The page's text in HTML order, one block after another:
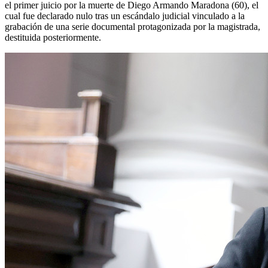
el primer juicio por la muerte de Diego Armando Maradona (60), el
cual fue declarado nulo tras un escándalo judicial vinculado a la
grabación de una serie documental protagonizada por la magistrada,
destituida posteriormente.